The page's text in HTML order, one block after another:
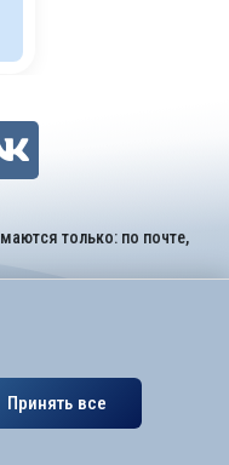
только: по почте,
Принять все